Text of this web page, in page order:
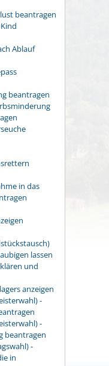
beantragen
Ablauf
beantragen
in das
lassen
und
anzeigen
-
-
beantragen
-
in